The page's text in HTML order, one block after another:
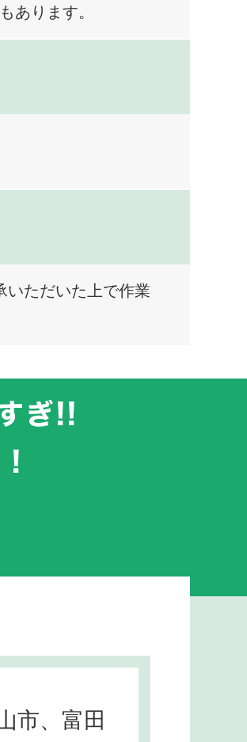
あります。
いただいた上で作業
市、富田